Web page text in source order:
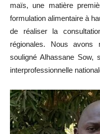
maïs, une matière
formulation alimentaire à
de réaliser la
régionales. Nous
souligné Alhassane Sow,
interprofessionnelle